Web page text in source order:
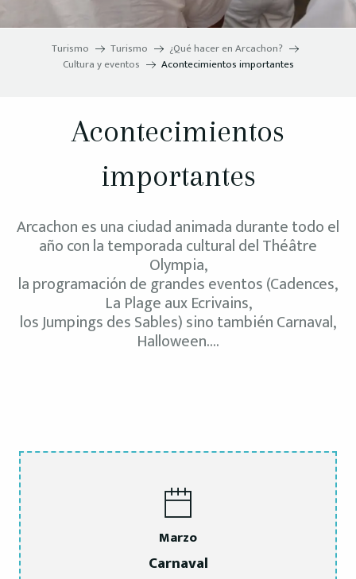
Turismo Turismo
¿Qué hacer en Arcachon?
Cultura y eventos
Acontecimientos importantes
Acontecimientos
importantes
Arcachon es una ciudad animada durante todo el
año con la temporada cultural del Théâtre
Olympia,
la programación de grandes eventos (Cadences,
La Plage aux Ecrivains,
los Jumpings des Sables) sino también Carnaval,
Halloween….
Marzo
Carnaval